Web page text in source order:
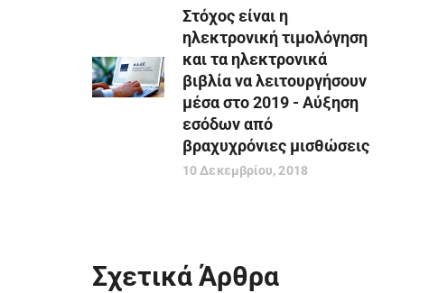
Στόχος είναι η
ηλεκτρονική τιμολόγηση
και τα ηλεκτρονικά
βιβλία να λειτουργήσουν
μέσα στο 2019 - Αύξηση
εσόδων από
βραχυχρόνιες μισθώσεις
10 Δεκεμβρίου, 2018
Σχετικά Άρθρα